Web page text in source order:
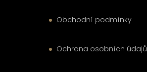
Obchodní podmínky
Ochrana osobních údajů